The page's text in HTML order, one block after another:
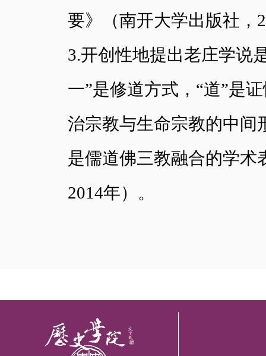
要》（南开大学出版社，
3.开创性地提出老庄学说
一”是修道方式，“道”是
治宗教与生命宗教的中间
是儒道佛三教融合的学术
2014年）。